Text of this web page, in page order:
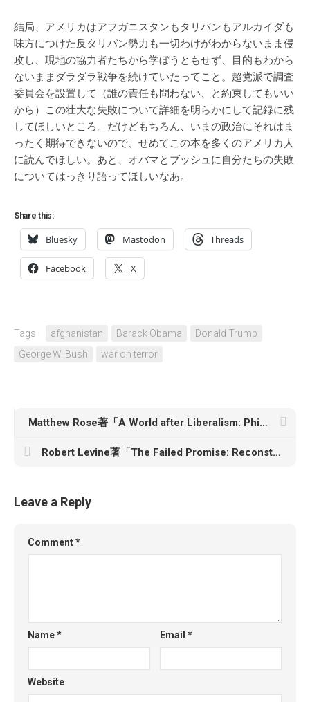
結局、アメリカはアフガニスタンもタリバンもアルカイダも
味方につけた反タリバン勢力も一切わけがわからないまま侵
攻し、現地の協力者たちから学ぼうともせず、目的もわから
ないままダラダラ戦争を続けていたってこと。超党派で調査
委員会を設置して（誰の責任も問わない、と約束してもいい
から）この壮大な失敗について詳細を明らかにして記録に残
してほしいところ。だけどもちろん、いまの政治にそれはま
ったく期待できないので、せめてこの本を多くのアメリカ人
に読んでほしい。あと、オバマとブッシュに自分たちの失敗
についてはっきり語ってほしいなあ。
Share this:
Bluesky Mastodon Threads
Facebook X
Tags: afghanistan Barack Obama
Donald Trump
George W. Bush
war on terror
Matthew Rose著「A World after Liberalism: Philosophies of the Radical Right」
Robert Levine著「The Failed Promise: Reconstruction, Frederick Douglass, and the Impeachment of Andrew Johnson」
Leave a Reply
Comment*
Name* Email*
Website